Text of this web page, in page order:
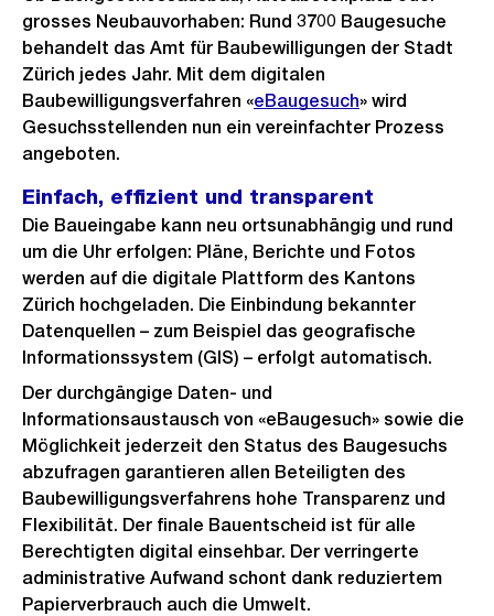
grosses Neubauvorhaben: Rund 3700 Baugesuche
behandelt das Amt für Baubewilligungen der Stadt
Zürich jedes Jahr. Mit dem digitalen
Baubewilligungsverfahren «eBaugesuch» wird
Gesuchsstellenden nun ein vereinfachter Prozess
angeboten.
Einfach, effizient und transparent
Die Baueingabe kann neu ortsunabhängig und rund
um die Uhr erfolgen: Pläne, Berichte und Fotos
werden auf die digitale Plattform des Kantons
Zürich hochgeladen. Die Einbindung bekannter
Datenquellen – zum Beispiel das geografische
Informationssystem (GIS) – erfolgt automatisch.
Der durchgängige Daten- und
Informationsaustausch von «eBaugesuch» sowie die
Möglichkeit jederzeit den Status des Baugesuchs
abzufragen garantieren allen Beteiligten des
Baubewilligungsverfahrens hohe Transparenz und
Flexibilität. Der finale Bauentscheid ist für alle
Berechtigten digital einsehbar. Der verringerte
administrative Aufwand schont dank reduziertem
Papierverbrauch auch die Umwelt.